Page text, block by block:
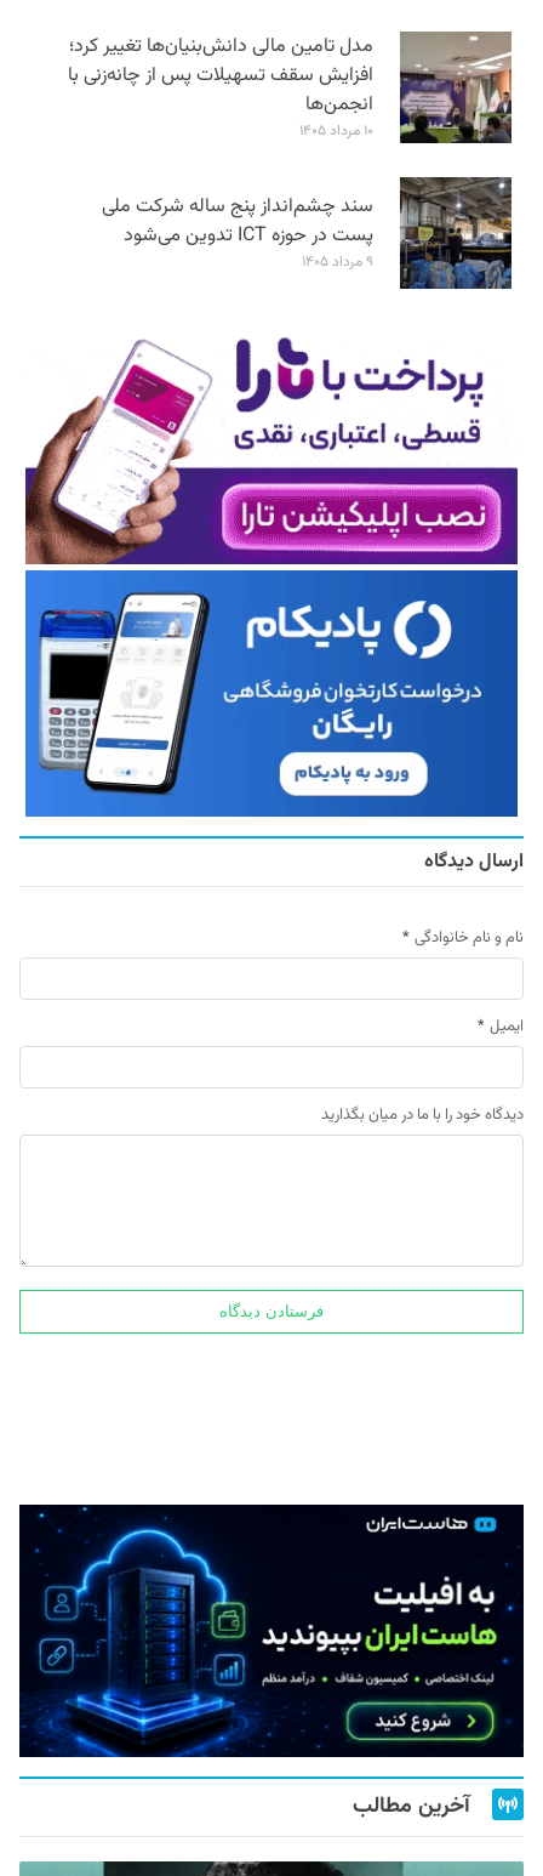
مدل تامین مالی دانش‌بنیان‌ها تغییر کرد؛
افزایش سقف تسهیلات پس از چانه‌زنی با
انجمن‌ها
۱۰ مرداد ۱۴۰۵
سند چشم‌انداز پنج ساله شرکت ملی
پست در حوزه ICT تدوین می‌شود
۹ مرداد ۱۴۰۵
ارسال دیدگاه
نام و نام خانوادگی *
ایمیل *
دیدگاه خود را با ما در میان بگذارید
آخرین مطالب